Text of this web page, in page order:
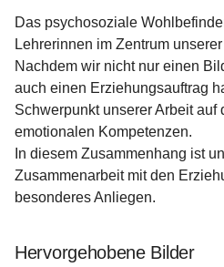
Das psychosoziale
Lehrerinnen im Zentrum
Nachdem wir nicht nur einen
auch einen Erziehungsauftrag
Schwerpunkt unserer Arbeit auf
emotionalen Kompetenzen.
In diesem Zusammenhang ist
Zusammenarbeit mit den
besonderes Anliegen.
Hervorgehobene Bilder